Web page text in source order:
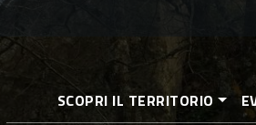
contenu
SCOPRI IL TERRITORIO